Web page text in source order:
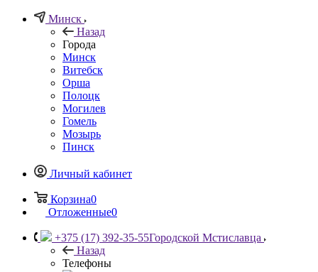
Минск
Назад
Города
Минск
Витебск
Орша
Полоцк
Могилев
Гомель
Мозырь
Пинск
Личный кабинет
Корзина0
Отложенные0
+375 (17) 392-35-55Городской Мстиславца
Назад
Телефоны